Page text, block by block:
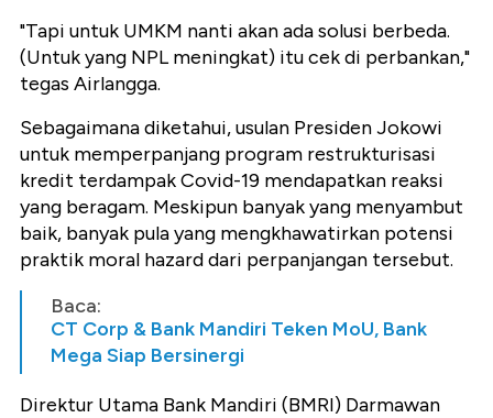
"Tapi untuk UMKM nanti akan ada solusi berbeda.
(Untuk yang NPL meningkat) itu cek di perbankan,"
tegas Airlangga.
Sebagaimana diketahui, usulan Presiden Jokowi
untuk memperpanjang program restrukturisasi
kredit terdampak Covid-19 mendapatkan reaksi
yang beragam. Meskipun banyak yang menyambut
baik, banyak pula yang mengkhawatirkan potensi
praktik moral hazard dari perpanjangan tersebut.
Baca:
CT Corp & Bank Mandiri Teken MoU, Bank
Mega Siap Bersinergi
Direktur Utama Bank Mandiri (BMRI) Darmawan